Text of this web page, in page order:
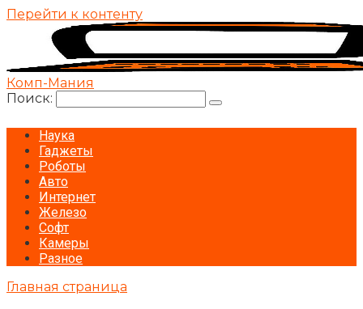
Перейти к контенту
Комп-Мания
Поиск:
Наука
Гаджеты
Роботы
Авто
Интернет
Железо
Софт
Камеры
Разное
Главная страница